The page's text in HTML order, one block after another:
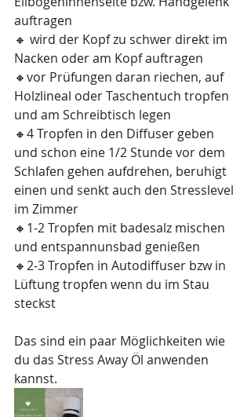
auftragen
🔸️ wird der Kopf zu schwer direkt im
Nacken oder am Kopf auftragen
🔸️vor Prüfungen daran riechen, auf
Holzlineal oder Taschentuch tropfen
und am Schreibtisch legen
🔸4 Tropfen ️in den Diffuser geben
und schon eine 1/2 Stunde vor dem
Schlafen gehen aufdrehen, beruhigt
einen und senkt auch den Stresslevel
im Zimmer
🔸️1-2 Tropfen mit badesalz mischen
und entspannunsbad genießen
🔸2-3 Tropfen ️in Autodiffuser bzw in
Lüftung tropfen wenn du im Stau
steckst
Das sind ein paar Möglichkeiten wie
du das Stress Away Öl anwenden
kannst.